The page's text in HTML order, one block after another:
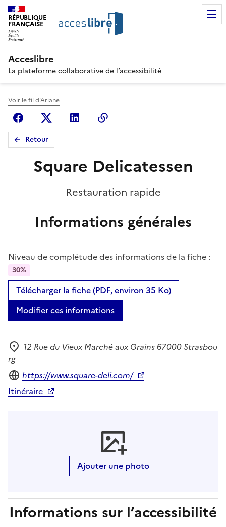
RÉPUBLIQUE
FRANÇAISE
Acceslibre
La plateforme collaborative de l’accessibilité
Voir le fil d'Ariane
FacebookX (anciennement Twitter)
Linkedin
Retour
Square Delicatessen
Restauration rapide
Informations générales
Niveau de complétude des informations de la fiche :
30%
Télécharger la fiche (PDF, environ 35 Ko)
Modifier ces informations
Adresse
12 Rue du Vieux Marché aux Grains 67000 Strasbou
rg
Site internet
https://www.square-deli.com/
Itinéraire
Ajouter une photo
Informations sur l’accessibilité